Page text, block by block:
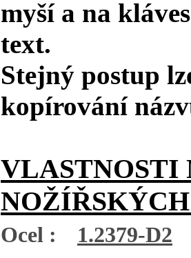
myší a na
text.
Stejný postup
kopírování
VLASTNOSTI
Ocel :
1.2379-D2